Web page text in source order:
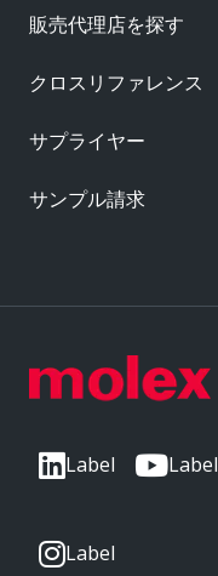
Label Label
Label
販売代理店を探す
クロスリファレンス
サプライヤー
サンプル請求